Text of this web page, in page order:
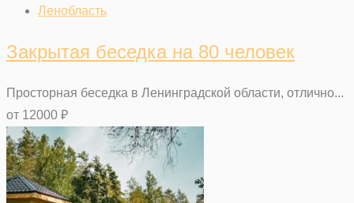
Ленобласть
Закрытая беседка на 80 человек
Просторная беседка в Ленинградской области, отлично...
от 12000 ₽